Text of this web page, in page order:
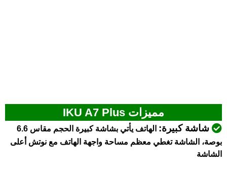
مميزات IKU A7 Plus
شاشة كبيرة:
الهاتف يأتي بشاشة كبيرة الحجم مقاس 6.6
بوصة، الشاشة تغطي معظم مساحة واجهة الهاتف مع نوتش أعلى
الشاشة